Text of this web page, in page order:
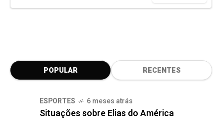
POPULAR RECENTES
ESPORTES 6 meses atrás
Situações sobre Elias do América